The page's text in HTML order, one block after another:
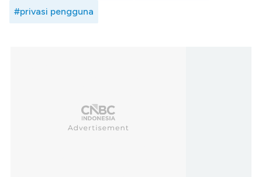
#privasi pengguna